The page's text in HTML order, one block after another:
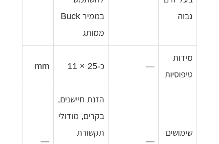
גבוה
בממיר Buck
ממותג
מידות
טיפוסיות
— כ-25 × 11 mm
שימושים
—
הזנת חיישנים,
בקרים, מודולי
תקשורת
—